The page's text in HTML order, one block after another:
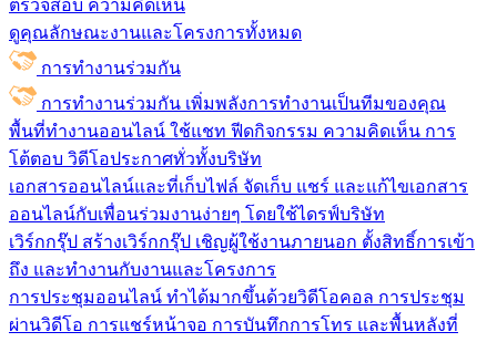
ตรวจสอบ ความคิดเห็น
ดูคุณลักษณะงานและโครงการทั้งหมด
การทำงานร่วมกัน
การทำงานร่วมกัน เพิ่มพลังการทำงานเป็นทีมของคุณ
พื้นที่ทำงานออนไลน์ ใช้แชท ฟีดกิจกรรม ความคิดเห็น การ
โต้ตอบ วิดีโอประกาศทั่วทั้งบริษัท
เอกสารออนไลน์และที่เก็บไฟล์ จัดเก็บ แชร์ และแก้ไขเอกสาร
ออนไลน์กับเพื่อนร่วมงานง่ายๆ โดยใช้ไดรฟ์บริษัท
เวิร์กกรุ๊ป สร้างเวิร์กกรุ๊ป เชิญผู้ใช้งานภายนอก ตั้งสิทธิ์การเข้า
ถึง และทำงานกับงานและโครงการ
การประชุมออนไลน์ ทำได้มากขึ้นด้วยวิดีโอคอล การประชุม
ผ่านวิดีโอ การแชร์หน้าจอ การบันทึกการโทร และพื้นหลังที่